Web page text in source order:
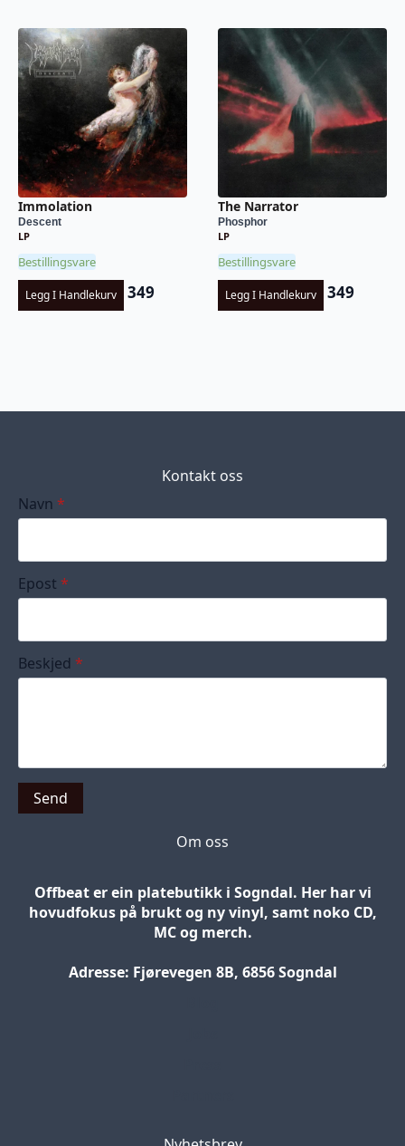
Immolation
Descent
LP
Bestillingsvare
Legg I Handlekurv 349
The Narrator
Phosphor
LP
Bestillingsvare
Legg I Handlekurv 349
Kontakt oss
Navn *
Epost *
Beskjed *
Send
Om oss
Offbeat er ein platebutikk i Sogndal. Her har vi
hovudfokus på brukt og ny vinyl, samt noko CD,
MC og merch.
Adresse: Fjørevegen 8B, 6856 Sogndal